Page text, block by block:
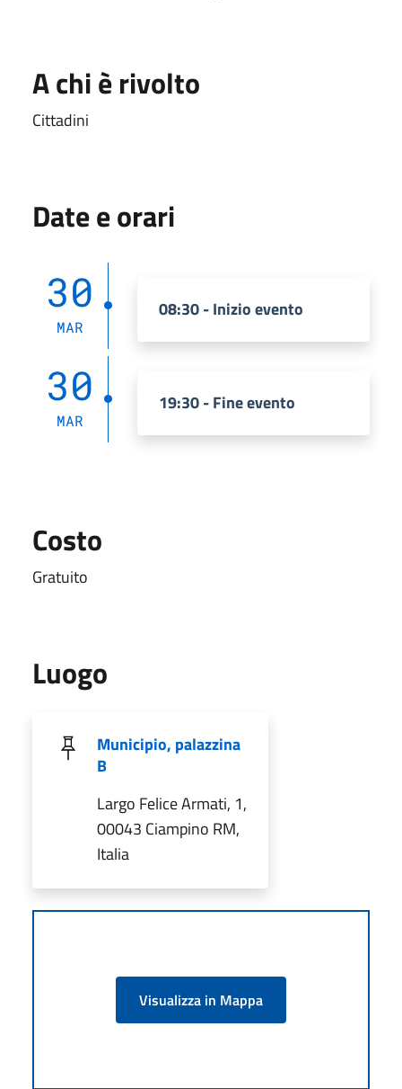
A chi è rivolto
Cittadini
Date e orari
30
MAR
08:30 - Inizio evento
30
MAR
19:30 - Fine evento
Costo
Gratuito
Luogo
Municipio, palazzina
B
Largo Felice Armati, 1,
00043 Ciampino RM,
Italia
Visualizza in Mappa